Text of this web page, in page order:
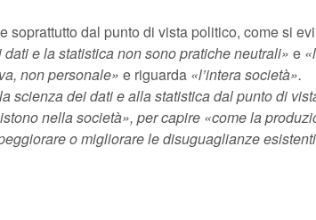
soprattutto dal punto di vista politico, come si
e la statistica non sono pratiche neutrali» e
non personale» e riguarda «l’intera società».
scienza dei dati e alla statistica dal punto di
nella società», per capire «come la
o migliorare le disuguaglianze